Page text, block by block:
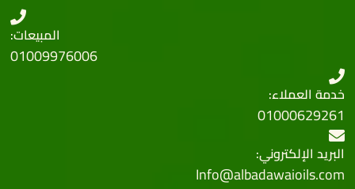
المبيعات:
01009976006
خدمة العملاء:
01000629261
البريد الإلكتروني:
Info@albadawaioils.com